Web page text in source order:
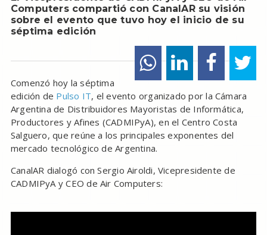
Computers compartió con CanalAR su visión
sobre el evento que tuvo hoy el inicio de su
séptima edición
Comenzó hoy la séptima
edición de Pulso IT, el evento organizado por la Cámara
Argentina de Distribuidores Mayoristas de Informática,
Productores y Afines (CADMIPyA), en el Centro Costa
Salguero, que reúne a los principales exponentes del
mercado tecnológico de Argentina.
CanalAR dialogó con Sergio Airoldi, Vicepresidente de
CADMIPyA y CEO de Air Computers: